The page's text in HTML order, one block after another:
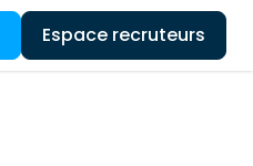
Espace recruteurs